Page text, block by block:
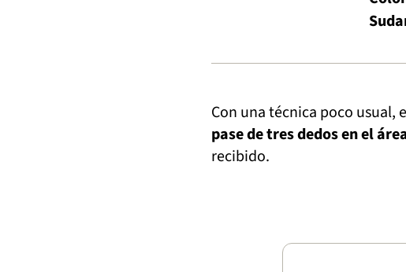
Con una técnica poco usual,
pase de tres dedos en el
recibido.